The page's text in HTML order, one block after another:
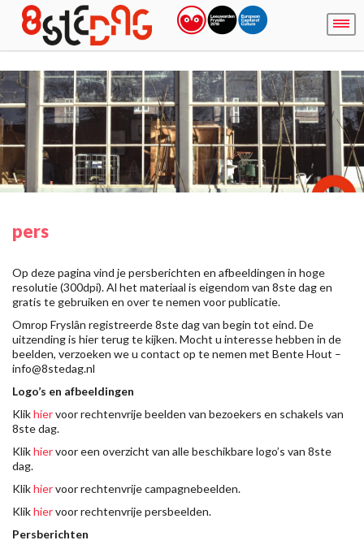
pers
Op deze pagina vind je persberichten en afbeeldingen in hoge
resolutie (300dpi). Al het materiaal is eigendom van 8ste dag en
gratis te gebruiken en over te nemen voor publicatie.
Omrop Fryslân registreerde 8ste dag van begin tot eind. De
uitzending is hier terug te kijken. Mocht u interesse hebben in de
beelden, verzoeken we u contact op te nemen met Bente Hout –
info@8stedag.nl
Logo’s en afbeeldingen
Klikhiervoor rechtenvrije beelden van bezoekers en schakels van
8ste dag.
Klikhiervoor een overzicht van alle beschikbare logo’s van 8ste
dag.
Klikhiervoor rechtenvrije campagnebeelden.
Klikhiervoor rechtenvrije persbeelden.
Persberichten